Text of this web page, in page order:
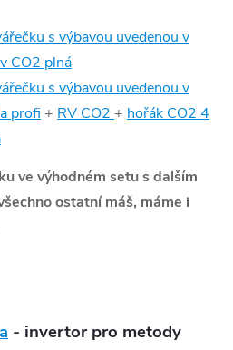
s výbavou uvedenou v
CO2 plná
s výbavou uvedenou v
profi + RV CO2 + hořák CO2 4
ve výhodném setu s dalším
ostatní máš, máme i
- invertor pro metody